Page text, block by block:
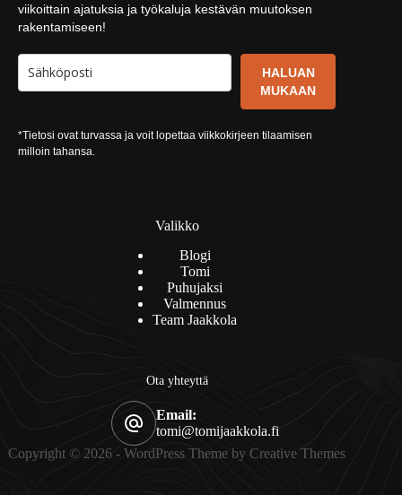
viikoittain ajatuksia ja työkaluja kestävän muutoksen
rakentamiseen!
HALUAN
MUKAAN
*Tietosi ovat turvassa ja voit lopettaa viikkokirjeen tilaamisen
milloin tahansa.
Valikko
Blogi
Tomi
Puhujaksi
Valmennus
Team Jaakkola
Ota yhteyttä
Email:
tomi@tomijaakkola.fi
Copyright © 2026 - WordPress Theme by Creative Themes